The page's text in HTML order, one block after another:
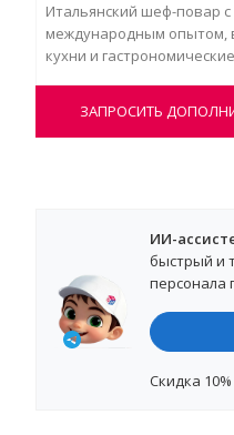
Итальянский шеф-повар
международным опытом,
кухни и
ЗАПРОСИТЬ
ИИ-
быстрый и
персонала
Cкидка 10%